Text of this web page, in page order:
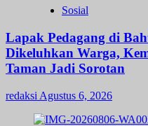
Sosial
Lapak Pedagang di
Dikeluhkan Warga,
Taman Jadi Sorotan
redaksi Agustus 6, 2026